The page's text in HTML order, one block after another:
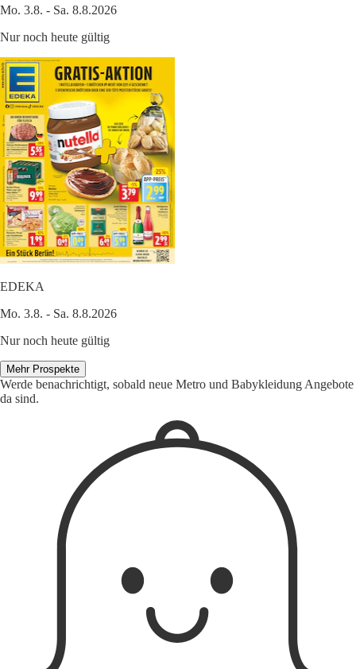
Mo. 3.8. - Sa. 8.8.2026
Nur noch heute gültig
EDEKA
Mo. 3.8. - Sa. 8.8.2026
Nur noch heute gültig
Mehr Prospekte
Werde benachrichtigt, sobald neue Metro und Babykleidung Angebote
da sind.